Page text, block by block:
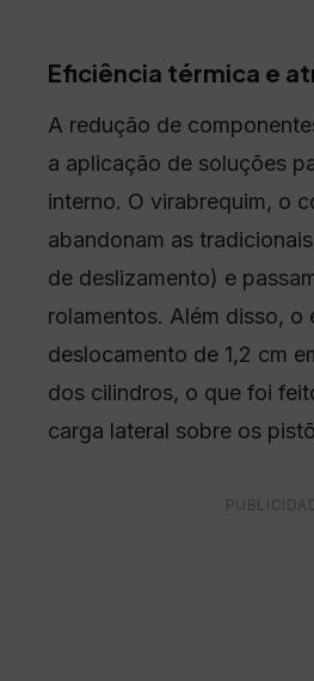
Eficiência térmica e
A redução de
a aplicação de soluções
interno. O virabrequim, o
abandonam as
de deslizamento) e
rolamentos. Além disso, o
deslocamento de 1,2 cm
dos cilindros, o que foi
carga lateral sobre os